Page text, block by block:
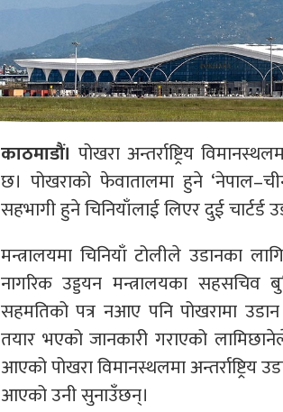
काठमाडौं। पोखरा अन्तर्राष्ट्रिय
छ। पोखराको फेवातालमा हुने
सहभागी हुने चिनियाँलाई लिएर दुई
मन्त्रालयमा चिनियाँ टोलीले उडानका
नागरिक उड्डयन मन्त्रालयका सहसचिव
सहमतिको पत्र नआए पनि पोखरामा
तयार भएको जानकारी गराएको
आएको पोखरा विमानस्थलमा अन्तर्राष्ट्रिय
आएको उनी सुनाउँछन्।